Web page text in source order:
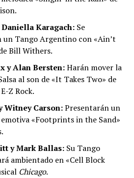
Karagach:Se
un Tango Argentino con «Ain’t
Bill Withers.
y Alan Bersten:Harán mover la
al son de «It Takes Two» de
Z Rock.
Witney Carson:Presentarán un
«Footprints in the Sand»
y Mark Ballas:Su Tango
ambientado en «Cell Block
Chicago.